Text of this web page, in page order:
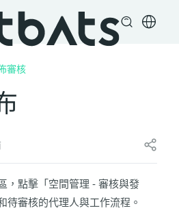
審核
，點擊「空間管理 - 審核與發
待審核的代理人與工作流程。